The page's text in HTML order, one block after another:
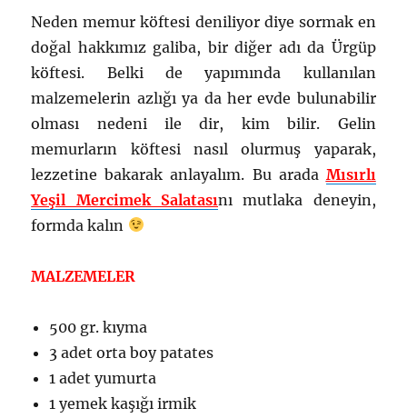
Neden memur köftesi deniliyor diye sormak en
doğal hakkımız galiba, bir diğer adı da Ürgüp
köftesi. Belki de yapımında kullanılan
malzemelerin azlığı ya da her evde bulunabilir
olması nedeni ile dir, kim bilir. Gelin
memurların köftesi nasıl olurmuş yaparak,
lezzetine bakarak anlayalım. Bu arada Mısırlı
Yeşil Mercimek Salatasını mutlaka deneyin,
formda kalın
MALZEMELER
500 gr. kıyma
3 adet orta boy patates
1 adet yumurta
1 yemek kaşığı irmik